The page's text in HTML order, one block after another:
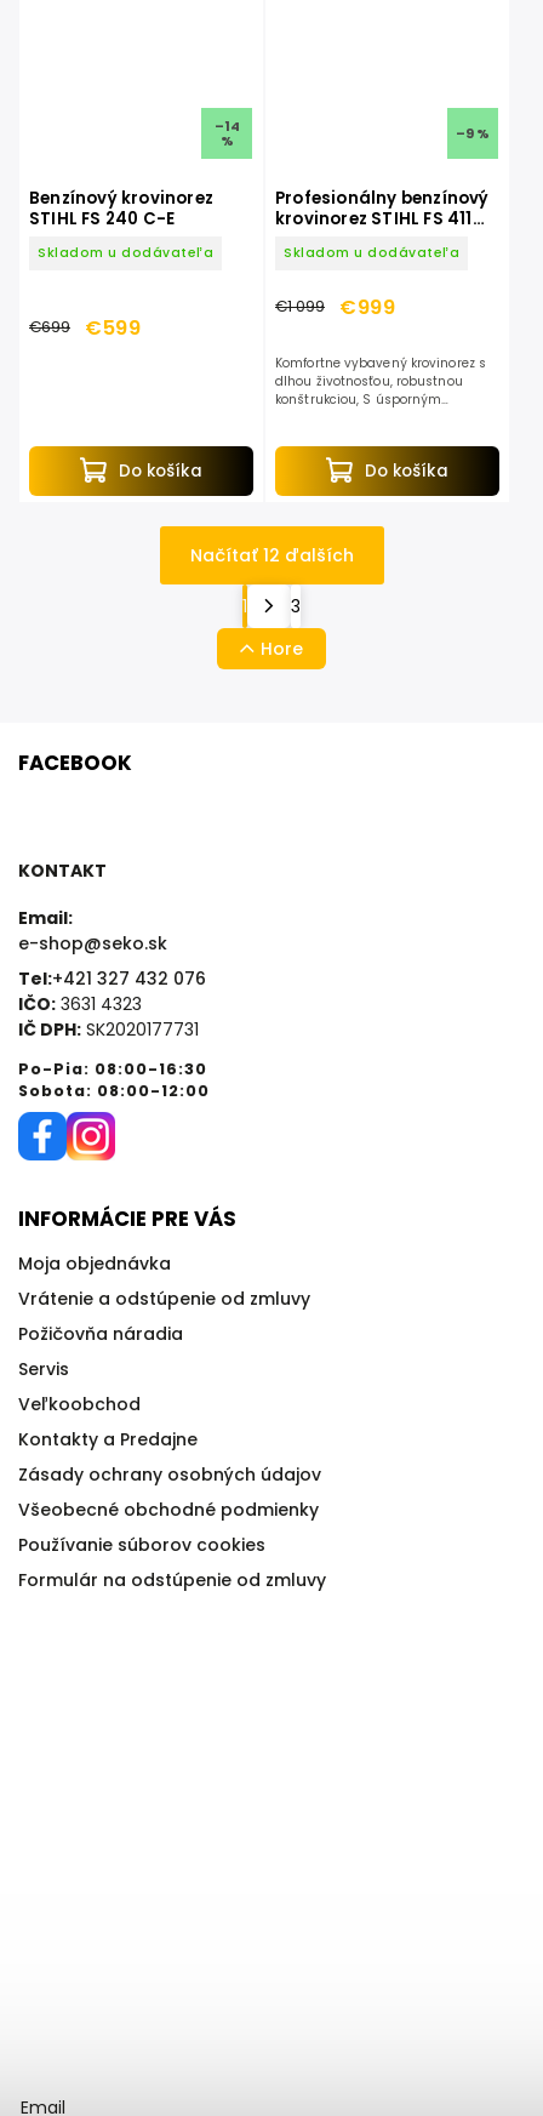
–14
%
Benzínový krovinorez
STIHL FS 240 C-E
Skladom u dodávateľa
€699 €599
Do košíka
–9 %
Profesionálny benzínový
krovinorez STIHL FS 411
Skladom u dodávateľa
€1 099 €999
Do košíka
Komfortne vybavený krovinorez s
dlhou životnosťou, robustnou
konštrukciou, S úsporným
vyžínaní porastov na
rozsiahlejších...
Načítať 12 ďalších
1
3
Hore
FACEBOOK
KONTAKT
Email:
e-shop@seko.sk
Tel:+421 327 432 076
IČO: 3631 4323
IČ DPH: SK2020177731
Po-Pia: 08:00-16:30
Sobota: 08:00-12:00
INFORMÁCIE PRE VÁS
Moja objednávka
Vrátenie a odstúpenie od zmluvy
Požičovňa náradia
Servis
Veľkoobchod
Kontakty a Predajne
Zásady ochrany osobných údajov
Všeobecné obchodné podmienky
Používanie súborov cookies
Formulár na odstúpenie od zmluvy
Email